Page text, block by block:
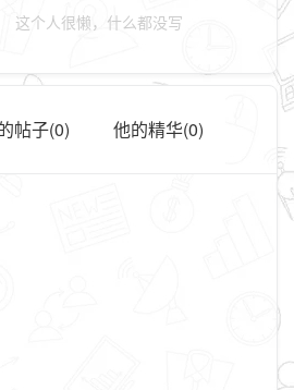
这个人很懒，什么都没写
帖子(0) 他的精华(0)